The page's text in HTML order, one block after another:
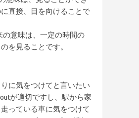
直接、目を向けることで
の意味は、一定の時間の
を見ることです。
に気をつけてと言いたい
が適切ですし、駅から家
っている車に気をつけて